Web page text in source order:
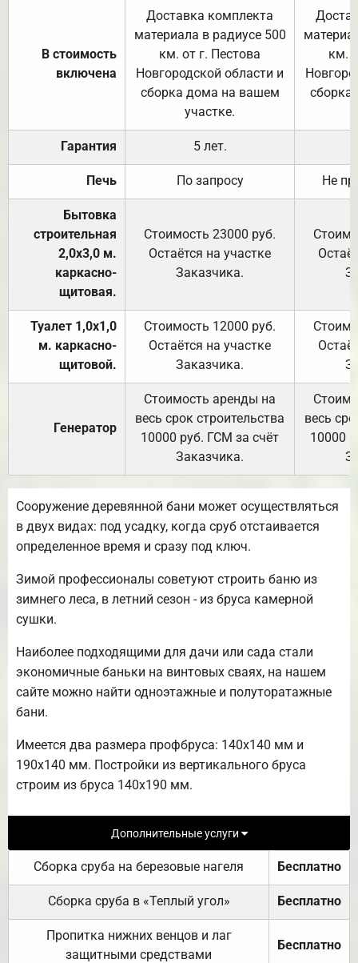
В стоимость
включена
Доставка комплекта
материала в радиусе 500
км. от г. Пестова
Новгородской области и
сборка дома на вашем
участке.
км.
Гарантия 5 лет.
Печь По запросу Не
Бытовка
строительная
2,0х3,0 м.
каркасно-
щитовая.
Стоимость 23000 руб.
Остаётся на участке
Заказчика.
Туалет 1,0х1,0
м. каркасно-
щитовой.
Стоимость 12000 руб.
Остаётся на участке
Заказчика.
Генератор
Стоимость аренды на
весь срок строительства
10000 руб. ГСМ за счёт
Заказчика.
весь
10000
Сооружение деревянной бани может осуществляться
в двух видах: под усадку, когда сруб отстаивается
определенное время и сразу под ключ.
Зимой профессионалы советуют строить баню из
зимнего леса, в летний сезон - из бруса камерной
сушки.
Наиболее подходящими для дачи или сада стали
экономичные баньки на винтовых сваях, на нашем
сайте можно найти одноэтажные и полуторатажные
бани.
Имеется два размера профбруса: 140х140 мм и
190х140 мм. Постройки из вертикального бруса
строим из бруса 140х190 мм.
Дополнительные услуги
Сборка сруба на березовые нагеля Бесплатно
Сборка сруба в «Теплый угол» Бесплатно
Пропитка нижних венцов и лаг
защитными средствами
Бесплатно